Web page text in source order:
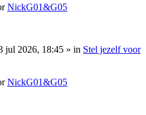
NickG01&G05
jul 2026, 18:45 » in Stel jezelf voor
NickG01&G05